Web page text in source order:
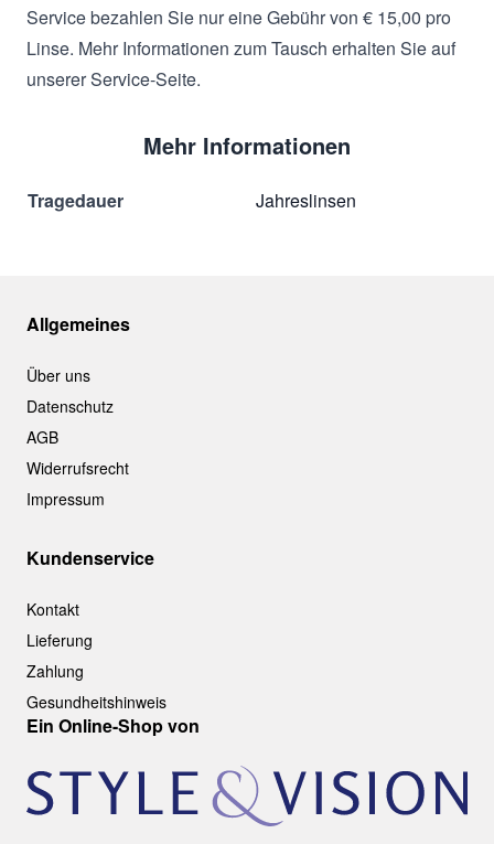
Service bezahlen Sie nur eine Gebühr von € 15,00 pro
Linse. Mehr Informationen zum Tausch erhalten Sie auf
unserer Service-Seite.
Mehr Informationen
Tragedauer Jahreslinsen
Allgemeines
Über uns
Datenschutz
AGB
Widerrufsrecht
Impressum
Kundenservice
Kontakt
Lieferung
Zahlung
Gesundheitshinweis
Ein Online-Shop von